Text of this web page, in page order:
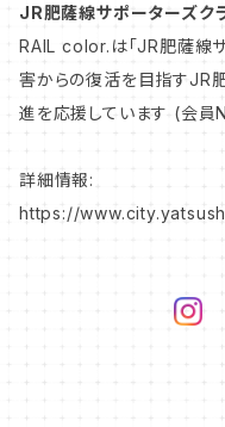
中央本線
上越線
総武本線
JR肥薩線サポーターズク
RAIL color.は「JR肥薩線サ
害からの復活を目指すJR
進を応援しています (会員
詳細情報:
https://